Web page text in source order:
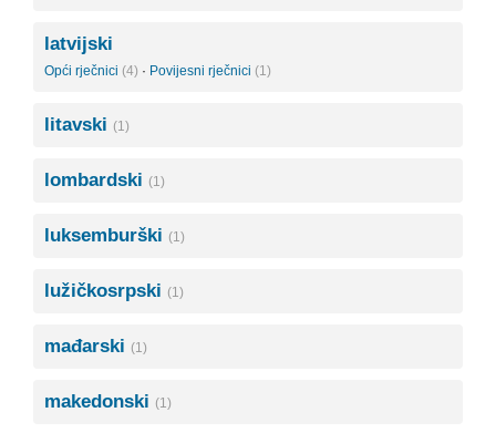
latvijski
Opći rječnici (4) · Povijesni rječnici (1)
litavski (1)
lombardski (1)
luksemburški (1)
lužičkosrpski (1)
mađarski (1)
makedonski (1)